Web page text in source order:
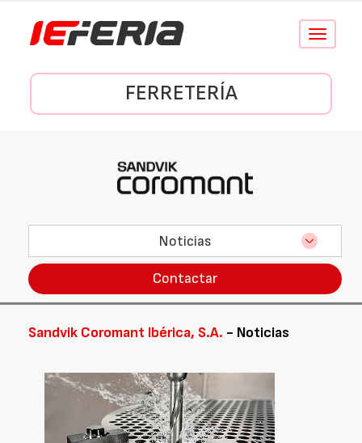
Conmutar
FERRETERÍA
Noticias
Contactar
Sandvik Coromant Ibérica, S.A. - Noticias